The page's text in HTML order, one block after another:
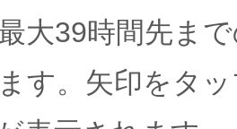
大39時間先ま
す。矢印をタ